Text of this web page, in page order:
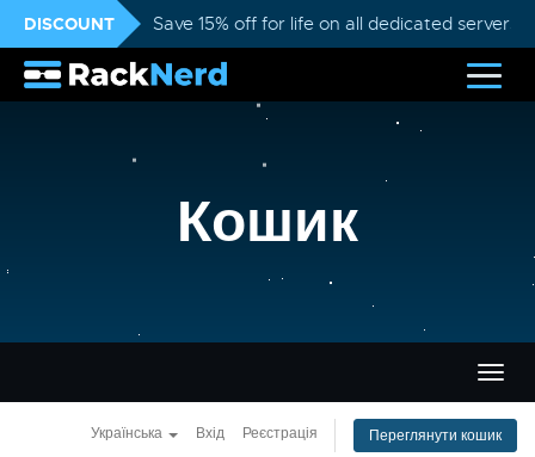
DISCOUNT Save 15% off for life on all dedicated servers
Кошик
Українська Вхід Реєстрація Переглянути кошик